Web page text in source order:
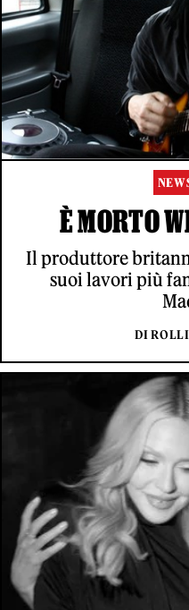
È MORTO
Il produttore
suoi lavori più
DI